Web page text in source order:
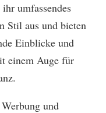
umfassendes
Stil aus und bieten
Einblicke und
einem Auge für
und